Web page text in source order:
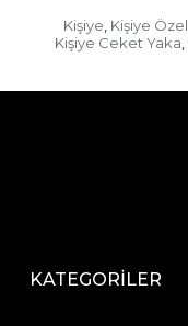
Kişiye, Kişiye Özel
Kişiye Ceket Yaka,
KATEGORİLER